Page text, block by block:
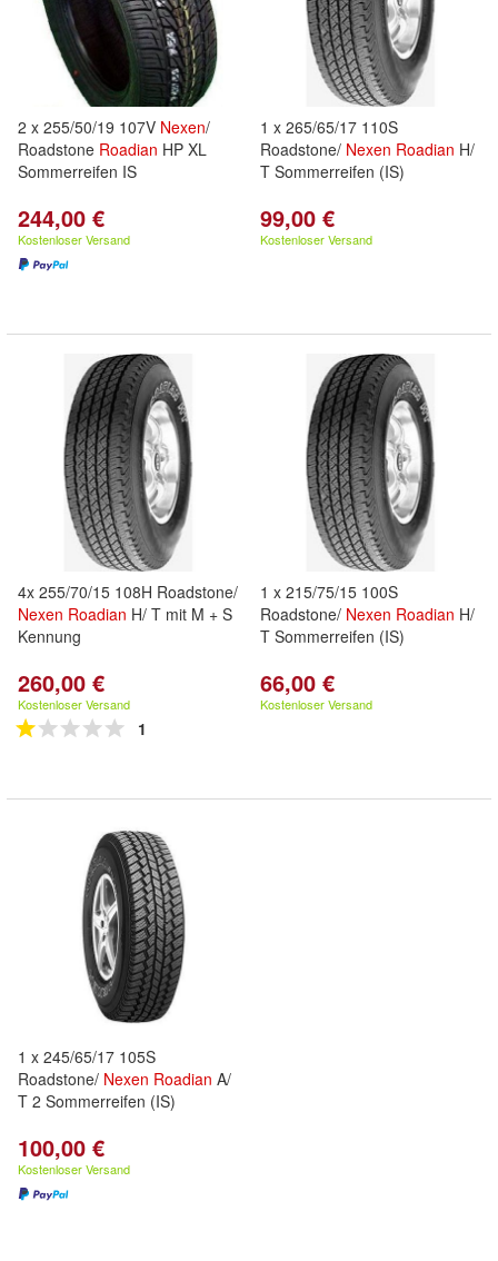
2 x 255/50/19 107V Nexen/
Roadstone Roadian HP XL
Sommerreifen IS
244,00 €
Kostenloser Versand
1 x 265/65/17 110S
Roadstone/ Nexen Roadian H/
T Sommerreifen (IS)
99,00 €
Kostenloser Versand
4x 255/70/15 108H Roadstone/
Nexen Roadian H/ T mit M + S
Kennung
260,00 €
Kostenloser Versand
1
1 x 215/75/15 100S
Roadstone/ Nexen Roadian H/
T Sommerreifen (IS)
66,00 €
Kostenloser Versand
1 x 245/65/17 105S
Roadstone/ Nexen Roadian A/
T 2 Sommerreifen (IS)
100,00 €
Kostenloser Versand